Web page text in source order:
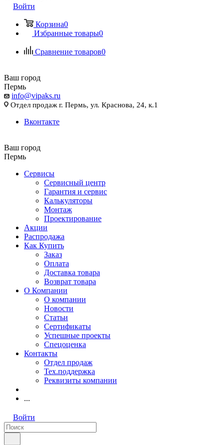
Войти
Корзина0
Избранные товары0
Сравнение товаров0
Ваш город
Пермь
info@vipaks.ru
Отдел продаж г. Пермь, ул. Краснова, 24, к.1
Вконтакте
Ваш город
Пермь
Сервисы
Сервисный центр
Гарантия и сервис
Калькуляторы
Монтаж
Проектирование
Акции
Распродажа
Как Купить
Заказ
Оплата
Доставка товара
Возврат товара
О Компании
О компании
Новости
Статьи
Сертификаты
Успешные проекты
Спецоценка
Контакты
Отдел продаж
Тех.поддержка
Реквизиты компании
...
Войти